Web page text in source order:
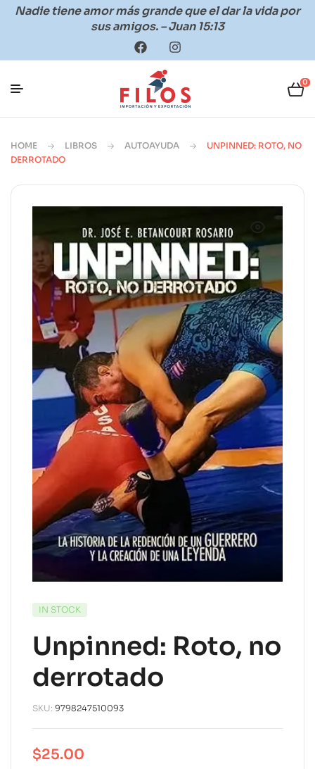
Nadie tiene amor más grande que el dar la vida por
sus amigos. – Juan 15:13
0
HOME LIBROS AUTOAYUDA
UNPINNED: ROTO, NO
DERROTADO
IN STOCK
Unpinned: Roto, no
derrotado
SKU: 9798247510093
$25.00